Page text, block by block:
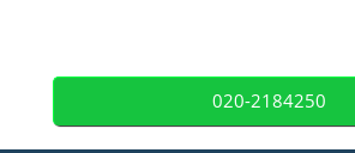
020-2184250